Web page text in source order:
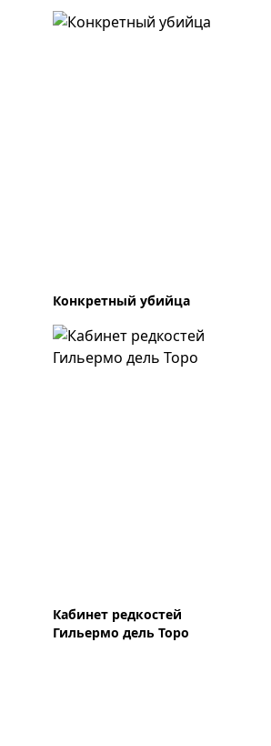
Конкретный убийца
Кабинет редкостей
Гильермо дель Торо